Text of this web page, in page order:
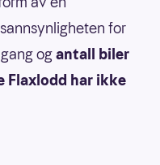
for
ogantall biler
Flaxlodd har ikke